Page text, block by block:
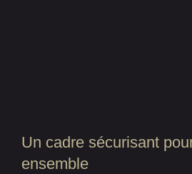
Un cadre sécurisant
ensemble